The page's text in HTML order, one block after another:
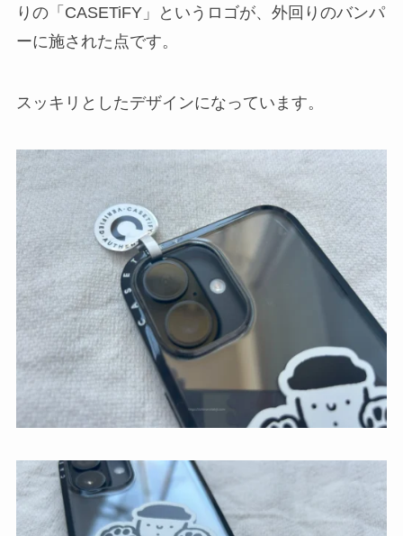
りの「CASETiFY」というロゴが、外回りのバンパ
ーに施された点です。
スッキリとしたデザインになっています。